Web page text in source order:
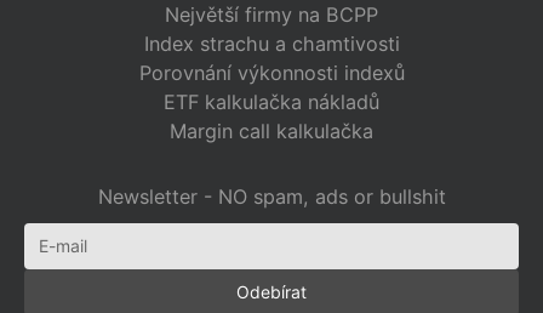
Největší firmy na BCPP
Index strachu a chamtivosti
Porovnání výkonnosti indexů
ETF kalkulačka nákladů
Margin call kalkulačka
Newsletter - NO spam, ads or bullshit